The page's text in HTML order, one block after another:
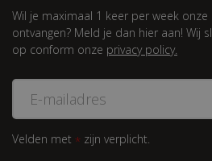
Wil je maximaal 1 keer per week
ontvangen? Meld je dan hier aan! Wij
op conform onze privacy policy.
Velden met * zijn verplicht.